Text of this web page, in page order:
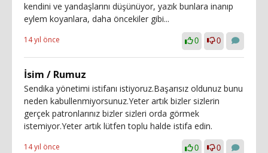
kendini ve yandaşlarını düşünüyor, yazık bunlara inanıp
eylem koyanlara, daha öncekiler gibi...
14 yıl önce 0 0
İsim / Rumuz
Sendika yönetimi istifanı istiyoruz.Başarısız oldunuz bunu
neden kabullenmiyorsunuz.Yeter artık bizler sizlerin
gerçek patronlarınız bizler sizleri orda görmek
istemiyor.Yeter artık lütfen toplu halde istifa edin.
14 yıl önce 0 0